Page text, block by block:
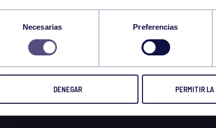
Necesarias Preferencias
DENEGAR PERMITIR LA
COPA NORTE
deportivas 01 MAR 2024